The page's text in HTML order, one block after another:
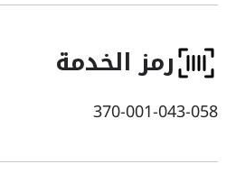
رمز الخدمة
370-001-043-058